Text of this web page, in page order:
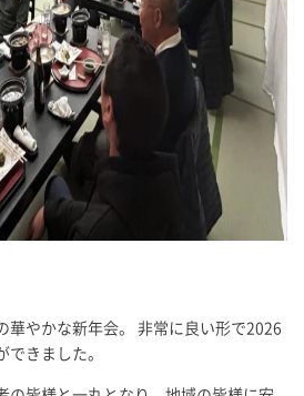
華やかな新年会。 非常に良い形で2026
できました。